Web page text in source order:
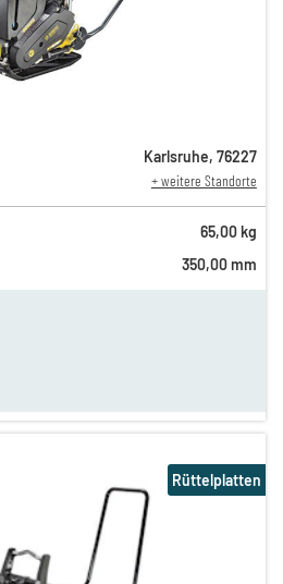
Karlsruhe, 76227
+ weitere Standorte
65,00 kg
350,00 mm
Rüttelplatten